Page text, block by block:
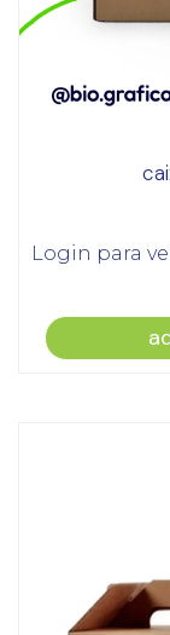
Login para